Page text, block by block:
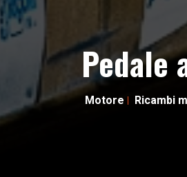
Pedale
Motore Ricambi